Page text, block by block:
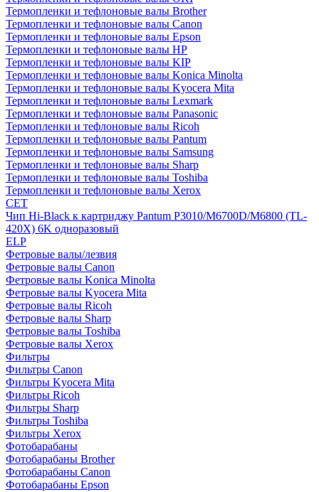
Термопленки и тефлоновые валы Brother
Термопленки и тефлоновые валы Canon
Термопленки и тефлоновые валы Epson
Термопленки и тефлоновые валы HP
Термопленки и тефлоновые валы KIP
Термопленки и тефлоновые валы Konica Minolta
Термопленки и тефлоновые валы Kyocera Mita
Термопленки и тефлоновые валы Lexmark
Термопленки и тефлоновые валы Panasonic
Термопленки и тефлоновые валы Ricoh
Термопленки и тефлоновые валы Pantum
Термопленки и тефлоновые валы Samsung
Термопленки и тефлоновые валы Sharp
Термопленки и тефлоновые валы Toshiba
Термопленки и тефлоновые валы Xerox
CET
Чип Hi-Black к картриджу Pantum P3010/M6700D/M6800 (TL-
420X) 6K одноразовый
ELP
Фетровые валы/лезвия
Фетровые валы Canon
Фетровые валы Konica Minolta
Фетровые валы Kyocera Mita
Фетровые валы Ricoh
Фетровые валы Sharp
Фетровые валы Toshiba
Фетровые валы Xerox
Фильтры
Фильтры Canon
Фильтры Kyocera Mita
Фильтры Ricoh
Фильтры Sharp
Фильтры Toshiba
Фильтры Xerox
Фотобарабаны
Фотобарабаны Brother
Фотобарабаны Canon
Фотобарабаны Epson